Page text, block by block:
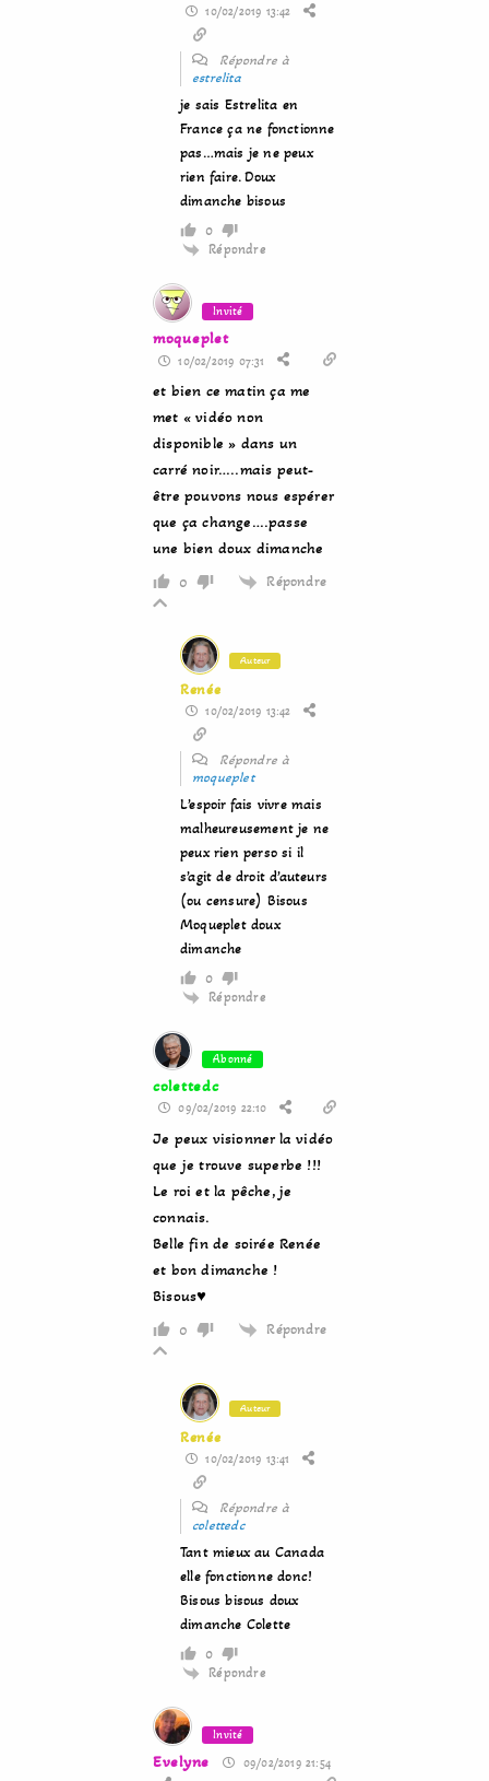
10/02/2019 13:42
Répondre à
estrelita
je sais Estrelita en
France ça ne fonctionne
pas…mais je ne peux
rien faire. Doux
dimanche bisous
0
Répondre
Invité
moqueplet
10/02/2019 07:31
et bien ce matin ça me
met « vidéo non
disponible » dans un
carré noir…..mais peut-
être pouvons nous espérer
que ça change….passe
une bien doux dimanche
0 Répondre
Auteur
Renée
10/02/2019 13:42
Répondre à
moqueplet
L’espoir fais vivre mais
malheureusement je ne
peux rien perso si il
s’agit de droit d’auteurs
(ou censure) Bisous
Moqueplet doux
dimanche
0
Répondre
Abonné
colettedc
09/02/2019 22:10
Je peux visionner la vidéo
que je trouve superbe !!!
Le roi et la pêche, je
connais.
Belle fin de soirée Renée
et bon dimanche !
Bisous♥
0 Répondre
Auteur
Renée
10/02/2019 13:41
Répondre à
colettedc
Tant mieux au Canada
elle fonctionne donc!
Bisous bisous doux
dimanche Colette
0
Répondre
Invité
Evelyne 09/02/2019 21:54